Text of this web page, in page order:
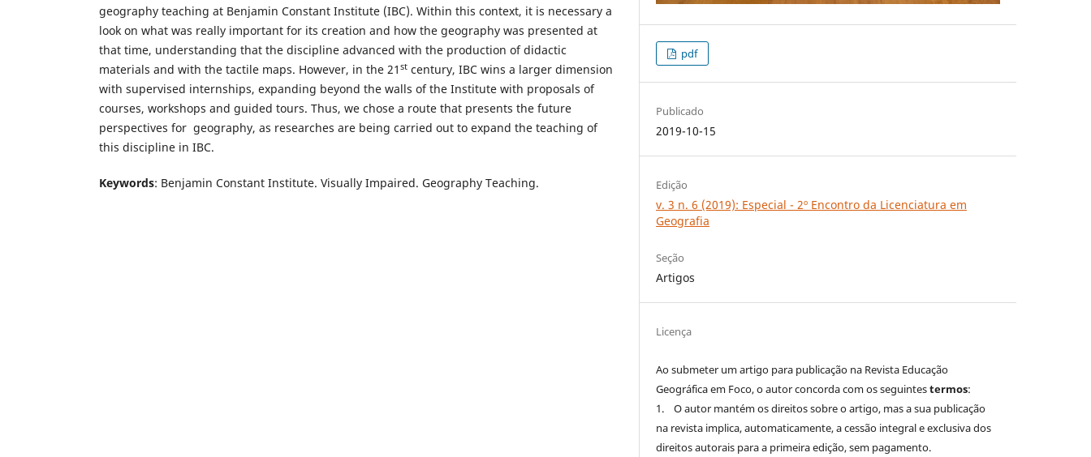
geography teaching at Benjamin Constant Institute (IBC). Within this context, it is necessary a
look on what was really important for its creation and how the geography was presented at
that time, understanding that the discipline advanced with the production of didactic
materials and with the tactile maps. However, in the 21 st century, IBC wins a larger dimension
with supervised internships, expanding beyond the walls of the Institute with proposals of
courses, workshops and guided tours. Thus, we chose a route that presents the future
perspectives for geography, as researches are being carried out to expand the teaching of
this discipline in IBC.
Keywords: Benjamin Constant Institute. Visually Impaired. Geography Teaching.
pdf
Publicado
2019-10-15
Edição
v. 3 n. 6 (2019): Especial - 2º Encontro da Licenciatura em
Geografia
Seção
Artigos
Licença
Ao submeter um artigo para publicação na Revista Educação
Geográfica em Foco, o autor concorda com os seguintestermos:
1. O autor mantém os direitos sobre o artigo, mas a sua publicação
na revista implica, automaticamente, a cessão integral e exclusiva dos
direitos autorais para a primeira edição, sem pagamento.